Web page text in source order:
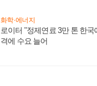
화학·에너지
로이터 "정제연료 3만 톤 한
격에 수요 늘어